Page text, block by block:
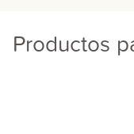
Productos